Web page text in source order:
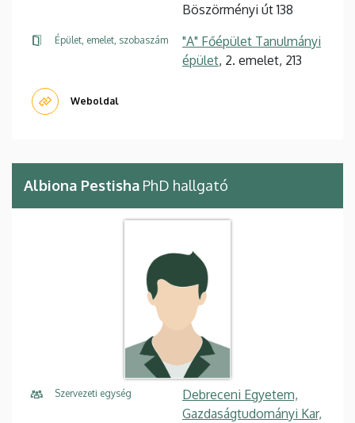
Böszörményi út 138
Épület, emelet, szobaszám
"A" Főépület Tanulmányi
épület, 2. emelet, 213
Weboldal
Albiona Pestisha PhD hallgató
Szervezeti egység
Debreceni Egyetem,
Gazdaságtudományi Kar,